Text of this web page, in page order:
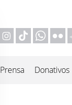
Prensa Donativos